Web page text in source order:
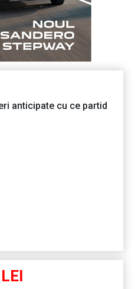
anticipate cu ce partid